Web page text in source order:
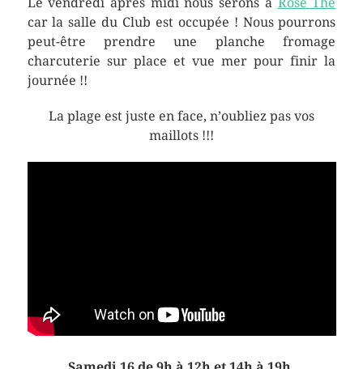
Le vendredi après midi nous serons à Rose Thé
car la salle du Club est occupée ! Nous pourrons
peut-être prendre une planche fromage
charcuterie sur place et vue mer pour finir la
journée !!
La plage est juste en face, n’oubliez pas vos
maillots !!!